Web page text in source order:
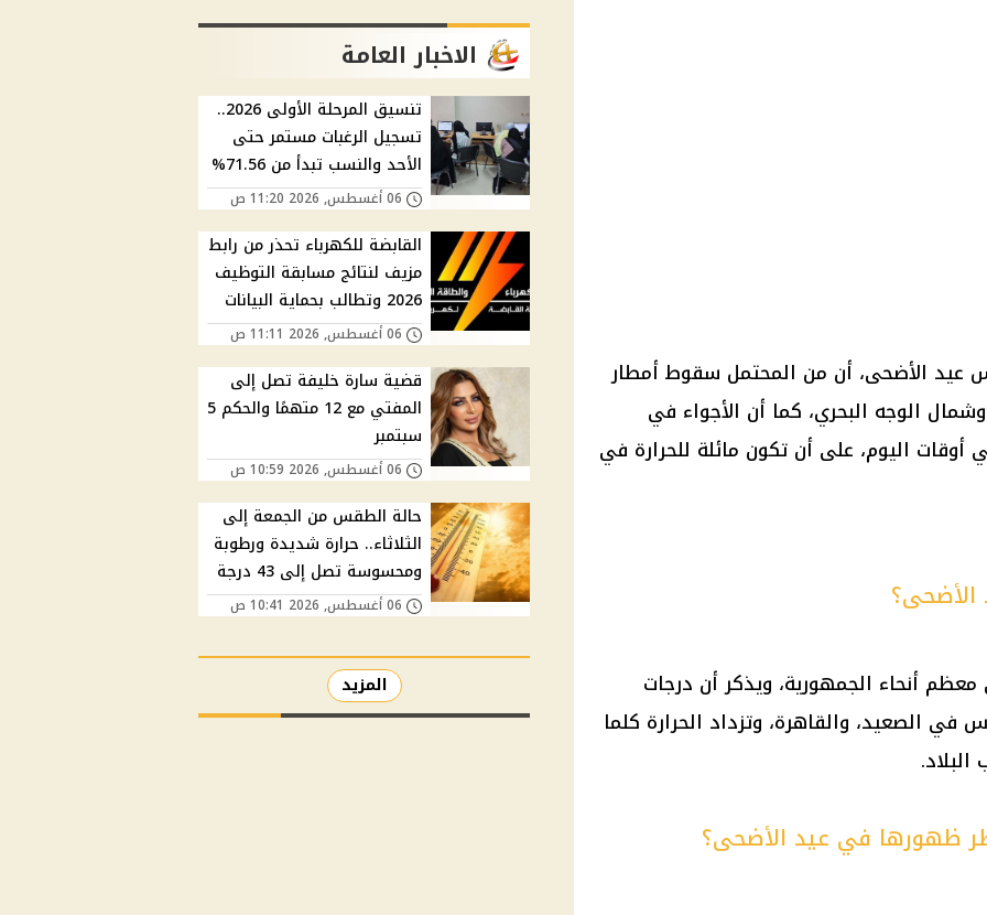
عيد الأضحى، أن من المحتمل سقوط أمطار
الوجه البحري، كما أن الأجواء في
اليوم، على أن تكون مائلة للحرارة في
أنحاء الجمهورية، ويذكر أن درجات
الصعيد، والقاهرة، وتزداد الحرارة كلما
ظهورها في عيد الأضحى؟
الاخبار العامة
تنسيق المرحلة الأولى 2026..
تسجيل الرغبات مستمر حتى
الأحد والنسب تبدأ من 71.56%
06 أغسطس, 2026 11:20 ص
القابضة للكهرباء تحذر من رابط
مزيف لنتائج مسابقة التوظيف
2026 وتطالب بحماية البيانات
06 أغسطس, 2026 11:11 ص
قضية سارة خليفة تصل إلى
المفتي مع 12 متهمًا والحكم 5
سبتمبر
06 أغسطس, 2026 10:59 ص
حالة الطقس من الجمعة إلى
الثلاثاء.. حرارة شديدة ورطوبة
ومحسوسة تصل إلى 43 درجة
06 أغسطس, 2026 10:41 ص
المزيد